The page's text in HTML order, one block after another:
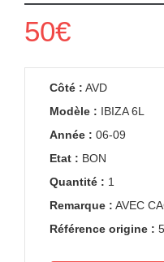
50€
Côté : AVD
Modèle : IBIZA 6L
Année : 06-09
Etat : BON
Quantité : 1
Remarque : AVEC
Référence origine :